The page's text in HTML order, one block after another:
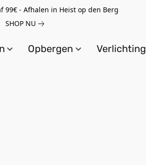
99€ - Afhalen in Heist op den Berg
SHOP NU
Opbergen Verlichting